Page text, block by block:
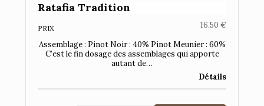
Ratafia Tradition
PRIX 16.50 €
Assemblage : Pinot Noir : 40% Pinot Meunier : 60%
C’est le fin dosage des assemblages qui apporte
autant de…
Détails